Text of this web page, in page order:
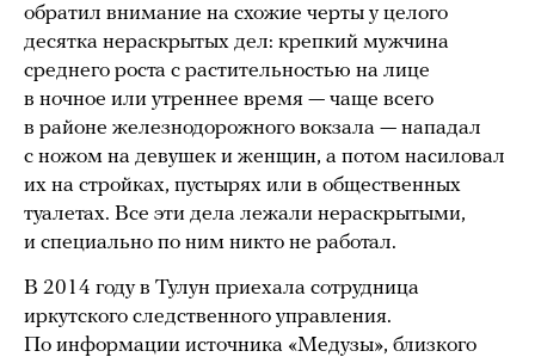
обратил внимание на схожие черты у целого
десятка нераскрытых дел: крепкий мужчина
среднего роста с растительностью на лице
в ночное или утреннее время — чаще всего
в районе железнодорожного вокзала — нападал
с ножом на девушек и женщин, а потом насиловал
их на стройках, пустырях или в общественных
туалетах. Все эти дела лежали нераскрытыми,
и специально по ним никто не работал.
В 2014 году в Тулун приехала сотрудница
иркутского следственного управления.
По информации источника «Медузы», близкого